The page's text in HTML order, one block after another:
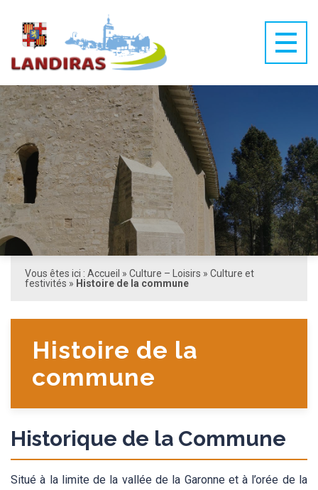
Vous êtes ici : Accueil » Culture – Loisirs » Culture et
festivités » Histoire de la commune
Histoire de la
commune
Historique de la Commune
Situé à la limite de la vallée de la Garonne et à l’orée de la